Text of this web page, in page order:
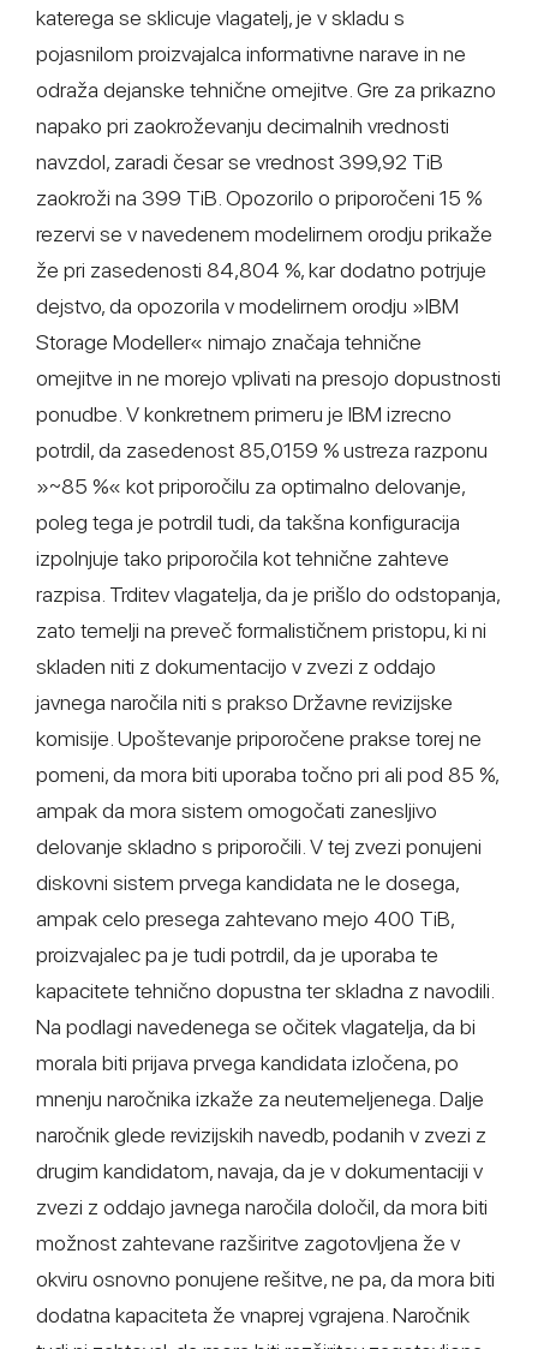
katerega se sklicuje vlagatelj, je v skladu s
pojasnilom proizvajalca informativne narave in ne
odraža dejanske tehnične omejitve. Gre za prikazno
napako pri zaokroževanju decimalnih vrednosti
navzdol, zaradi česar se vrednost 399,92 TiB
zaokroži na 399 TiB. Opozorilo o priporočeni 15 %
rezervi se v navedenem modelirnem orodju prikaže
že pri zasedenosti 84,804 %, kar dodatno potrjuje
dejstvo, da opozorila v modelirnem orodju »IBM
Storage Modeller« nimajo značaja tehnične
omejitve in ne morejo vplivati na presojo dopustnosti
ponudbe. V konkretnem primeru je IBM izrecno
potrdil, da zasedenost 85,0159 % ustreza razponu
»~85 %« kot priporočilu za optimalno delovanje,
poleg tega je potrdil tudi, da takšna konfiguracija
izpolnjuje tako priporočila kot tehnične zahteve
razpisa. Trditev vlagatelja, da je prišlo do odstopanja,
zato temelji na preveč formalističnem pristopu, ki ni
skladen niti z dokumentacijo v zvezi z oddajo
javnega naročila niti s prakso Državne revizijske
komisije. Upoštevanje priporočene prakse torej ne
pomeni, da mora biti uporaba točno pri ali pod 85 %,
ampak da mora sistem omogočati zanesljivo
delovanje skladno s priporočili. V tej zvezi ponujeni
diskovni sistem prvega kandidata ne le dosega,
ampak celo presega zahtevano mejo 400 TiB,
proizvajalec pa je tudi potrdil, da je uporaba te
kapacitete tehnično dopustna ter skladna z navodili.
Na podlagi navedenega se očitek vlagatelja, da bi
morala biti prijava prvega kandidata izločena, po
mnenju naročnika izkaže za neutemeljenega. Dalje
naročnik glede revizijskih navedb, podanih v zvezi z
drugim kandidatom, navaja, da je v dokumentaciji v
zvezi z oddajo javnega naročila določil, da mora biti
možnost zahtevane razširitve zagotovljena že v
okviru osnovno ponujene rešitve, ne pa, da mora biti
dodatna kapaciteta že vnaprej vgrajena. Naročnik